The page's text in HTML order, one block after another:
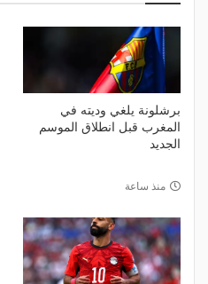
برشلونة يلغي وديته في
المغرب قبل انطلاق الموسم
الجديد
منذ ساعة